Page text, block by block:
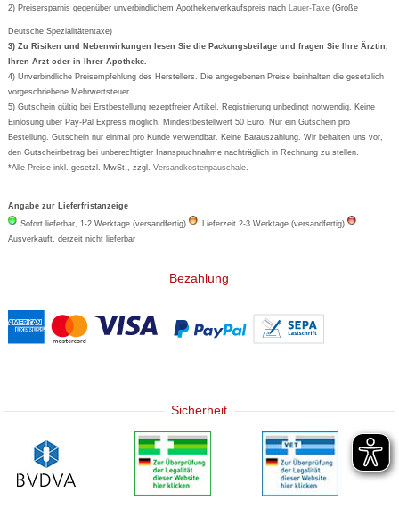
Vertrag widerrufen
Newsletteranmeldung
Formoline
Wick
Eucerin
Basica
2) Preisersparnis gegenüber unverbindlichem Apothekenverkaufspreis nach Lauer-Taxe (Große
Deutsche Spezialitätentaxe)
3) Zu Risiken und Nebenwirkungen lesen Sie die Packungsbeilage und fragen Sie Ihre Ärztin,
Ihren Arzt oder in Ihrer Apotheke.
4) Unverbindliche Preisempfehlung des Herstellers. Die angegebenen Preise beinhalten die gesetzlich
vorgeschriebene Mehrwertsteuer.
5) Gutschein gültig bei Erstbestellung rezeptfreier Artikel. Registrierung unbedingt notwendig. Keine
Einlösung über Pay-Pal Express möglich. Mindestbestellwert 50 Euro. Nur ein Gutschein pro
Bestellung. Gutschein nur einmal pro Kunde verwendbar. Keine Barauszahlung. Wir behalten uns vor,
den Gutscheinbetrag bei unberechtigter Inanspruchnahme nachträglich in Rechnung zu stellen.
*Alle Preise inkl. gesetzl. MwSt., zzgl.Versandkostenpauschale.
Angabe zur Lieferfristanzeige
Sofort lieferbar, 1-2 Werktage (versandfertig)
Lieferzeit 2-3 Werktage (versandfertig)
Ausverkauft, derzeit nicht lieferbar
Bezahlung
Sicherheit